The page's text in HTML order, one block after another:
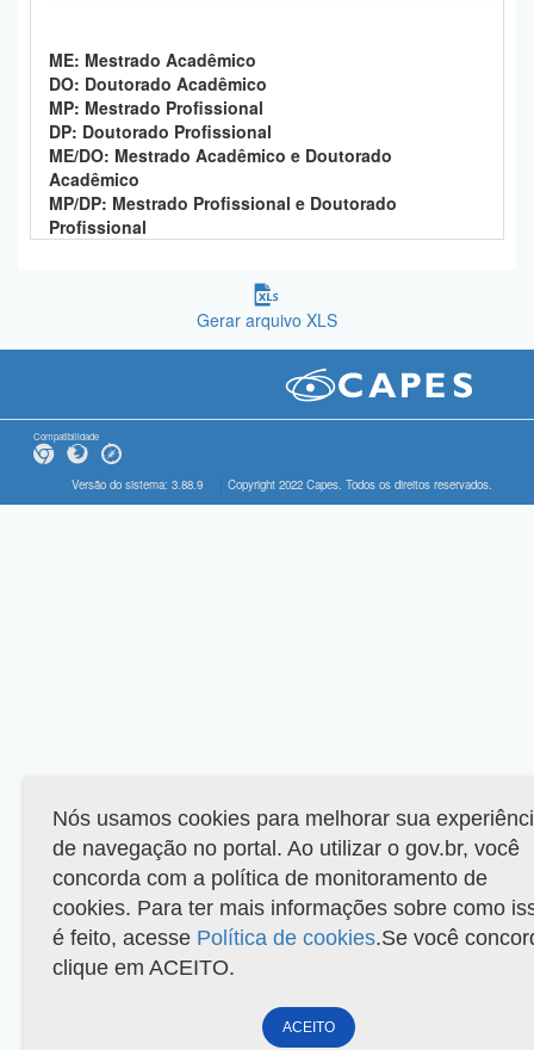
ME: Mestrado Acadêmico
DO: Doutorado Acadêmico
MP: Mestrado Profissional
DP: Doutorado Profissional
ME/DO: Mestrado Acadêmico e Doutorado
Acadêmico
MP/DP: Mestrado Profissional e Doutorado
Profissional
Gerar arquivo XLS
Compatibilidade
Versão do sistema: 3.88.9 Copyright 2022 Capes. Todos os direitos reservados.
Nós usamos cookies para melhorar sua
de navegação no portal. Ao utilizar o gov.br, você
concorda com a política de monitoramento de
cookies. Para ter mais informações sobre como
é feito, acesse Política de cookies.Se você
clique em ACEITO.
ACEITO